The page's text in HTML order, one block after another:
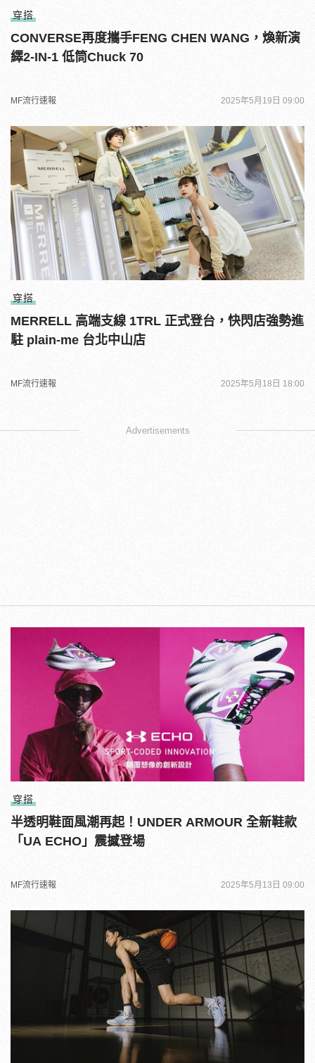
穿搭
CONVERSE再度攜手FENG CHEN WANG，煥新演
繹2-IN-1 低筒Chuck 70
MF流行速報 2025年5月19日 09:00
穿搭
MERRELL 高端支線 1TRL 正式登台，快閃店強勢進
駐 plain-me 台北中山店
MF流行速報 2025年5月18日 18:00
Advertisements
穿搭
半透明鞋面風潮再起！UNDER ARMOUR 全新鞋款
「UA ECHO」震撼登場
MF流行速報 2025年5月13日 09:00